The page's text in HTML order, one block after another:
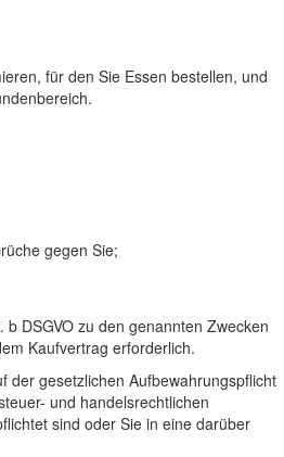
für den Sie Essen bestellen, und
gegen Sie;
DSGVO zu den genannten Zwecken
Kaufvertrag erforderlich.
der gesetzlichen Aufbewahrungspflicht
und handelsrechtlichen
sind oder Sie in eine darüber